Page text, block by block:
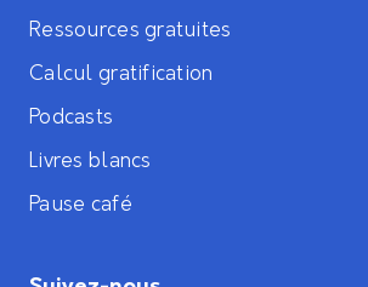
Ressources gratuites
Calcul gratification
Podcasts
Livres blancs
Pause café